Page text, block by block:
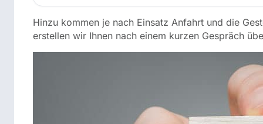
Hinzu kommen je nach Einsatz Anfahrt und die
erstellen wir Ihnen nach einem kurzen Gespräch